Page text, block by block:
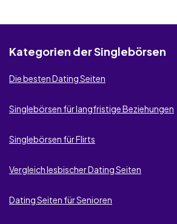
Kategorien der Singlebörsen
Die besten Dating Seiten
Singlebörsen für langfristige Beziehungen
Singlebörsen für Flirts
Vergleich lesbischer Dating Seiten
Dating Seiten für Senioren